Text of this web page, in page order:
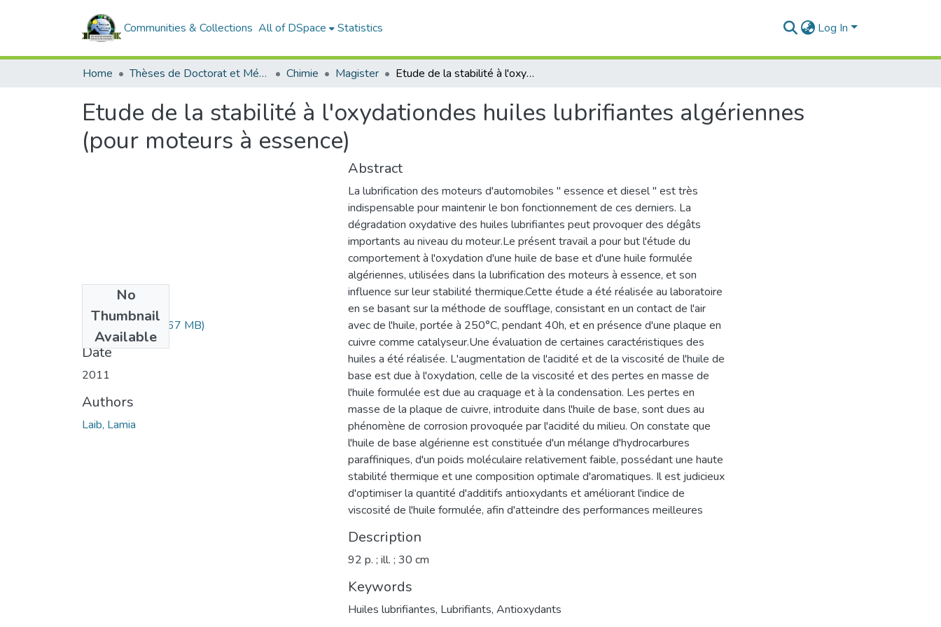
Communities & Collections All of DSpace Statistics Log In
Home Thèses de Doctorat et Mémoires de Magister Chimie Magister Etude de la stabilité à l'oxydationdes huiles lubrifiantes algériennes (pour moteurs à essence)
Etude de la stabilité à l'oxydationdes huiles lubrifiantes algériennes
(pour moteurs à essence)
No
Thumbnail
Available
Laib Lamia.pdf(1.67 MB)
Date
2011
Authors
Laib, Lamia
Abstract
La lubrification des moteurs d'automobiles " essence et diesel " est très
indispensable pour maintenir le bon fonctionnement de ces derniers. La
dégradation oxydative des huiles lubrifiantes peut provoquer des dégâts
importants au niveau du moteur.Le présent travail a pour but l'étude du
comportement à l'oxydation d'une huile de base et d'une huile formulée
algériennes, utilisées dans la lubrification des moteurs à essence, et son
influence sur leur stabilité thermique.Cette étude a été réalisée au laboratoire
en se basant sur la méthode de soufflage, consistant en un contact de l'air
avec de l'huile, portée à 250°C, pendant 40h, et en présence d'une plaque en
cuivre comme catalyseur.Une évaluation de certaines caractéristiques des
huiles a été réalisée. L'augmentation de l'acidité et de la viscosité de l'huile de
base est due à l'oxydation, celle de la viscosité et des pertes en masse de
l'huile formulée est due au craquage et à la condensation. Les pertes en
masse de la plaque de cuivre, introduite dans l'huile de base, sont dues au
phénomène de corrosion provoquée par l'acidité du milieu. On constate que
l'huile de base algérienne est constituée d'un mélange d'hydrocarbures
paraffiniques, d'un poids moléculaire relativement faible, possédant une haute
stabilité thermique et une composition optimale d'aromatiques. Il est judicieux
d'optimiser la quantité d'additifs antioxydants et améliorant l'indice de
viscosité de l'huile formulée, afin d'atteindre des performances meilleures
Description
92 p. ; ill. ; 30 cm
Keywords
Huiles lubrifiantes, Lubrifiants, Antioxydants